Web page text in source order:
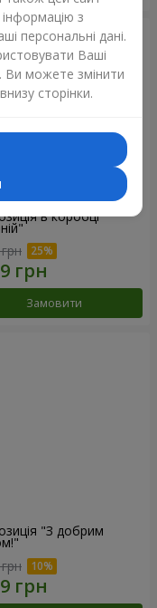
в коробці
Замовити
"З добрим
з
персональні дані.
Ваші
Ви можете змінити
сторінки.